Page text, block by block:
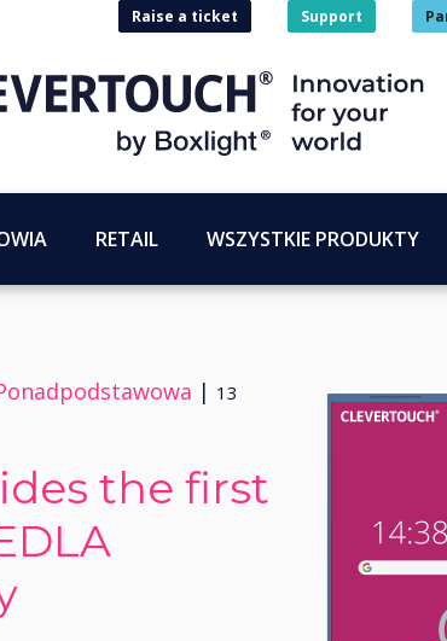
Raise a ticket Support
RETAIL WSZYSTKIE PRODUKTY
| 13
the first